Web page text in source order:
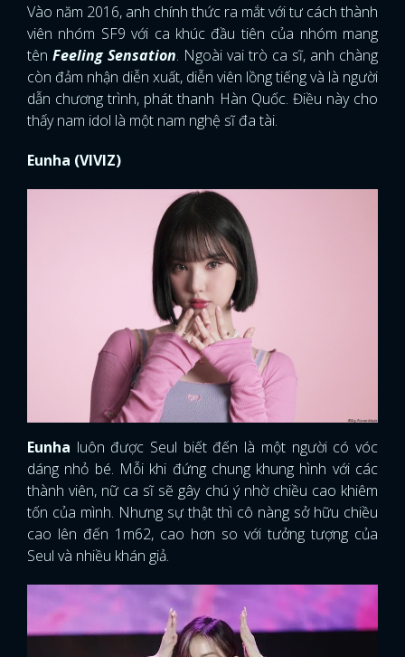
Vào năm 2016, anh chính thức ra mắt với tư cách thành
viên nhóm SF9 với ca khúc đầu tiên của nhóm mang
tên Feeling Sensation. Ngoài vai trò ca sĩ, anh chàng
còn đảm nhận diễn xuất, diễn viên lồng tiếng và là người
dẫn chương trình, phát thanh Hàn Quốc. Điều này cho
thấy nam idol là một nam nghệ sĩ đa tài.
Eunha (VIVIZ)
Eunha luôn được Seul biết đến là một người có vóc
dáng nhỏ bé. Mỗi khi đứng chung khung hình với các
thành viên, nữ ca sĩ sẽ gây chú ý nhờ chiều cao khiêm
tốn của mình. Nhưng sự thật thì cô nàng sở hữu chiều
cao lên đến 1m62, cao hơn so với tưởng tượng của
Seul và nhiều khán giả.